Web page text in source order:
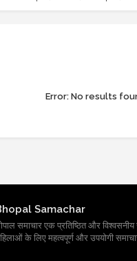
Error:No results
Samachar
समाचार एक प्रतिष्ठित और विश्वसनीय
के लिए महत्वपूर्ण और उपयोगी